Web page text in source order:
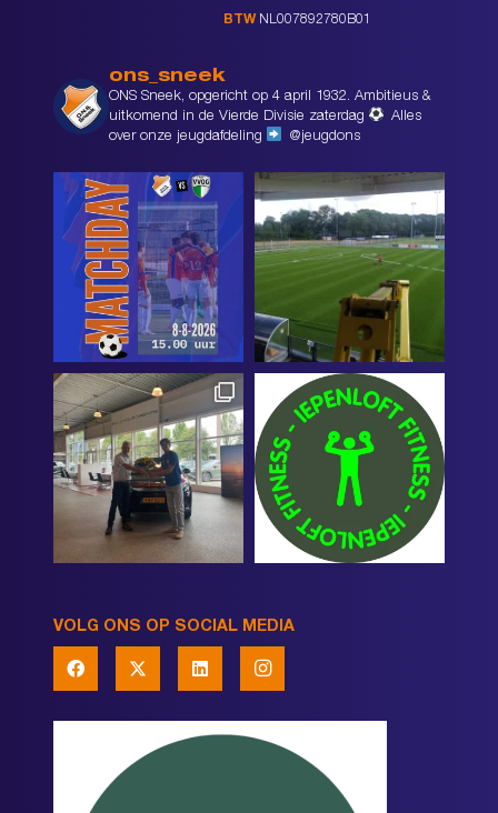
BTW NL007892780B01
ons_sneek
ONS Sneek, opgericht op 4 april 1932. Ambitieus &
uitkomend in de Vierde Divisie zaterdag
Alles
over onze jeugdafdeling
@jeugdons
VOLG ONS OP SOCIAL MEDIA